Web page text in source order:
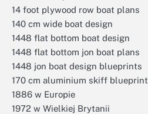
14 foot plywood row boat plans
140 cm wide boat design
1448 flat bottom boat design
1448 flat bottom jon boat plans
1448 jon boat design blueprints
170 cm aluminium skiff blueprint
1886 w Europie
1972 w Wielkiej Brytanii